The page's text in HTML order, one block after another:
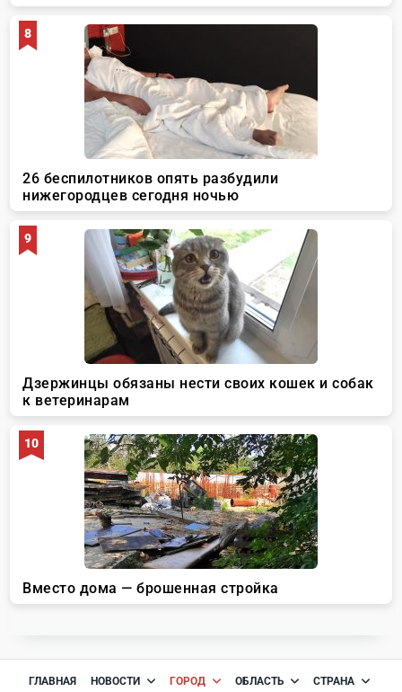
ГЛАВНАЯ НОВОСТИ ГОРОД ОБЛАСТЬ СТРАНА